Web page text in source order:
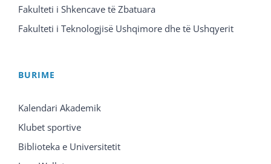
Fakulteti i Shkencave të Zbatuara
Fakulteti i Teknologjisë Ushqimore dhe të Ushqyerit
BURIME
Kalendari Akademik
Klubet sportive
Biblioteka e Universitetit